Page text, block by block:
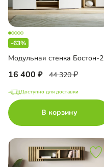
-63%
Модульная стенка Бостон-2
16 400 44 320
Доступно для доставки
В корзину